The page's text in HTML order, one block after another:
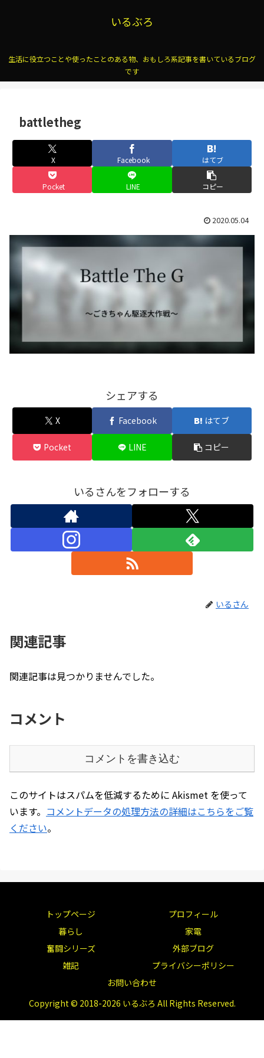
いるぶろ
生活に役立つことや使ったことのある物、おもしろ系記事を書いているブログ
です
battletheg
X Facebook はてブ
Pocket LINE コピー
2020.05.04
シェアする
X Facebook はてブ
Pocket LINE コピー
いるさんをフォローする
いるさん
関連記事
関連記事は見つかりませんでした。
コメント
コメントを書き込む
このサイトはスパムを低減するために Akismet を使って
います。 コメントデータの処理方法の詳細はこちらをご覧
ください。
トップページ
プロフィール
暮らし
家電
奮闘シリーズ
外部ブログ
雑記
プライバシーポリシー
お問い合わせ
Copyright © 2018-2026 いるぶろ All Rights Reserved.